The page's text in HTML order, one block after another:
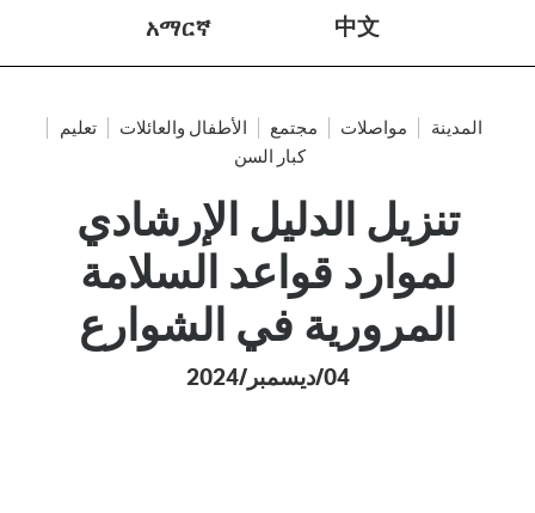
አማርኛ
中文
المدينة مواصلات مجتمع الأطفال والعائلات
تعليم
كبار السن
تنزيل الدليل الإرشادي
لموارد قواعد السلامة
المرورية في الشوارع
04/ديسمبر/2024